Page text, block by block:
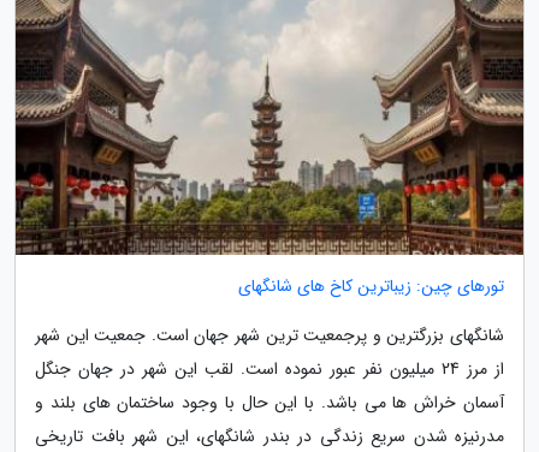
تورهای چین: زیباترین کاخ های شانگهای
شانگهای بزرگترین و پرجمعیت ترین شهر جهان است. جمعیت این شهر
از مرز 24 میلیون نفر عبور نموده است. لقب این شهر در جهان جنگل
آسمان خراش ها می باشد. با این حال با وجود ساختمان های بلند و
مدرنیزه شدن سریع زندگی در بندر شانگهای، این شهر بافت تاریخی